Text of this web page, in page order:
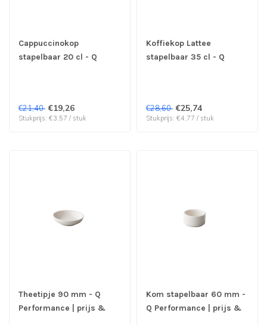
Cappuccinokop
stapelbaar 20 cl - Q
€21,40 €19,26
Stukprijs: €3,57 / stuk
Koffiekop Lattee
stapelbaar 35 cl - Q
€28,60 €25,74
Stukprijs: €4,77 / stuk
Theetipje 90 mm - Q
Performance | prijs &
Kom stapelbaar 60 mm -
Q Performance | prijs &